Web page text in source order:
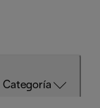
Categoría